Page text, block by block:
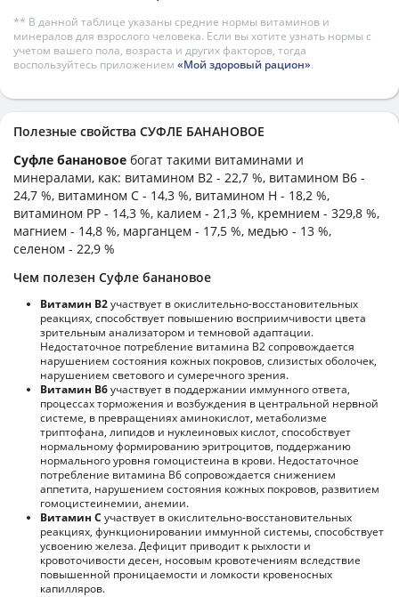
** В данной таблице указаны средние нормы витаминов и
минералов для взрослого человека. Если вы хотите узнать нормы с
учетом вашего пола, возраста и других факторов, тогда
воспользуйтесь приложением «Мой здоровый рацион».
Полезные свойства СУФЛЕ БАНАНОВОЕ
Суфле банановое богат такими витаминами и
минералами, как: витамином B2 - 22,7 %, витамином B6 -
24,7 %, витамином C - 14,3 %, витамином H - 18,2 %,
витамином PP - 14,3 %, калием - 21,3 %, кремнием - 329,8 %,
магнием - 14,8 %, марганцем - 17,5 %, медью - 13 %,
селеном - 22,9 %
Чем полезен Суфле банановое
Витамин В2участвует в окислительно-восстановительных
реакциях, способствует повышению восприимчивости цвета
зрительным анализатором и темновой адаптации.
Недостаточное потребление витамина В2 сопровождается
нарушением состояния кожных покровов, слизистых оболочек,
нарушением светового и сумеречного зрения.
Витамин В6участвует в поддержании иммунного ответа,
процессах торможения и возбуждения в центральной нервной
системе, в превращениях аминокислот, метаболизме
триптофана, липидов и нуклеиновых кислот, способствует
нормальному формированию эритроцитов, поддержанию
нормального уровня гомоцистеина в крови. Недостаточное
потребление витамина В6 сопровождается снижением
аппетита, нарушением состояния кожных покровов, развитием
гомоцистеинемии, анемии.
Витамин С участвует в окислительно-восстановительных
реакциях, функционировании иммунной системы, способствует
усвоению железа. Дефицит приводит к рыхлости и
кровоточивости десен, носовым кровотечениям вследствие
повышенной проницаемости и ломкости кровеносных
капилляров.